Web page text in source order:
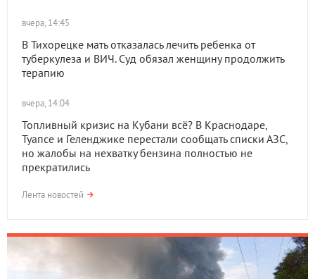
вчера, 14:45
В Тихорецке мать отказалась лечить ребенка от
туберкулеза и ВИЧ. Суд обязал женщину продолжить
терапию
вчера, 14:04
Топливный кризис на Кубани всё? В Краснодаре,
Туапсе и Геленджике перестали сообщать списки АЗС,
но жалобы на нехватку бензина полностью не
прекратились
Лента новостей